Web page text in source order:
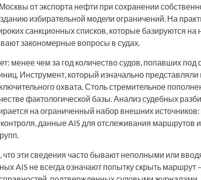
от экспорта нефти при сохранении
избирательной модели ограничений. На
санкционных списков, которые базируются на
закономерные вопросы в судах.
менее чем за год количество судов, попавших под
Инструмент, который изначально представляли
охвата. Столь стремительное
фактологической базы. Анализ судебных
на ограниченный набор внешних источников:
данные AIS для отслеживания маршрутов
что эти сведения часто бывают неполными или
AIS не всегда означают попытку скрыть маршрут